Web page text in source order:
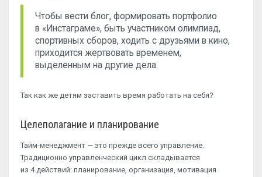
Чтобы вести блог, формировать портфолио
в «Инстаграме», быть участником олимпиад,
спортивных сборов, ходить с друзьями в кино,
приходится жертвовать временем,
выделенным на другие дела.
Так как же детям заставить время работать на себя?
Целеполагание и планирование
Тайм-менеджмент — это прежде всего управление.
Традиционно управленческий цикл складывается
из 4 действий: планирование, организация, мотивация